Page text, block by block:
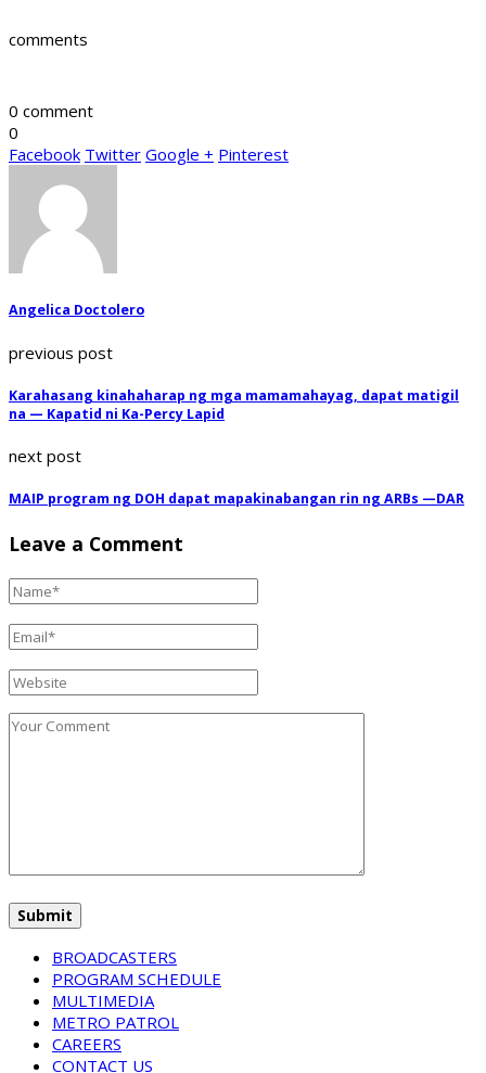
comments
0 comment
0
Facebook Twitter Google + Pinterest
Angelica Doctolero
previous post
Karahasang kinahaharap ng mga mamamahayag, dapat matigil
na — Kapatid ni Ka-Percy Lapid
next post
MAIP program ng DOH dapat mapakinabangan rin ng ARBs —DAR
Leave a Comment
BROADCASTERS
PROGRAM SCHEDULE
MULTIMEDIA
METRO PATROL
CAREERS
CONTACT US